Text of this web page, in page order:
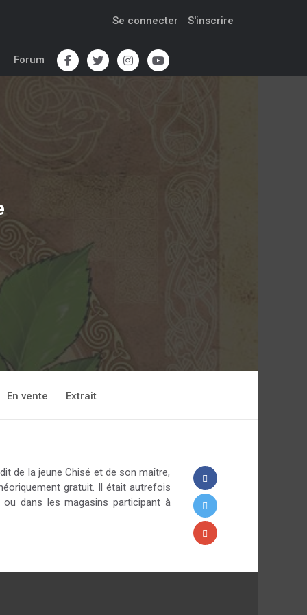
Se connecter S'inscrire
Forum
En vente Extrait
de la jeune Chisé et de son maître,
gratuit. Il était autrefois
dans les magasins participant à